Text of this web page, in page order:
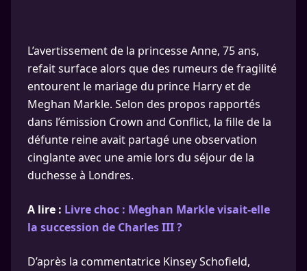
L’avertissement de la princesse Anne, 75 ans,
refait surface alors que des rumeurs de fragilité
entourent le mariage du prince Harry et de
Meghan Markle. Selon des propos rapportés
dans l’émission Crown and Conflict, la fille de la
défunte reine avait partagé une observation
cinglante avec une amie lors du séjour de la
duchesse à Londres.
A lire : Livre choc : Meghan Markle visait-elle
la succession de Charles III ?
D’après la commentatrice Kinsey Schofield,